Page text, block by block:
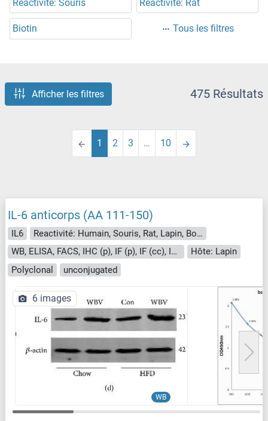
Reactivité: Souris Reactivité: Rat
Biotin Tous les filtres
Afficher les filtres 475 Résultats
1 2 3 … 10
IL-6 anticorps (AA 111-150)
IL6
Reactivité: Humain, Souris, Rat, Lapin, Boeuf (Vache)
WB, ELISA, FACS, IHC (p), IF (p), IF (cc), IHC (fro)
Hôte: Lapin
Polyclonal
unconjugated
WB
6 images